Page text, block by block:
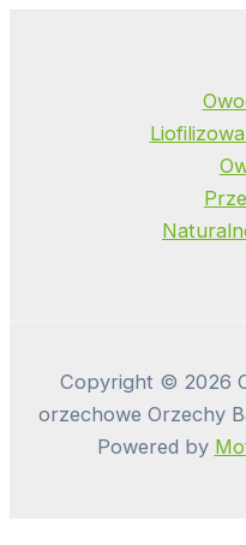
Copyright © 2026
orzechowe Orzechy
Powered by